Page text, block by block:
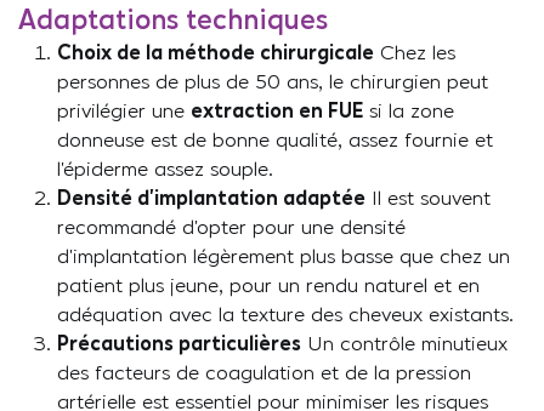
Adaptations techniques
Choix de la méthode chirurgicale Chez les
personnes de plus de 50 ans, le chirurgien peut
privilégier une extraction en FUE si la zone
donneuse est de bonne qualité, assez fournie et
l’épiderme assez souple.
Densité d’implantation adaptée Il est souvent
recommandé d’opter pour une densité
d’implantation légèrement plus basse que chez un
patient plus jeune, pour un rendu naturel et en
adéquation avec la texture des cheveux existants.
Précautions particulières Un contrôle minutieux
des facteurs de coagulation et de la pression
artérielle est essentiel pour minimiser les risques